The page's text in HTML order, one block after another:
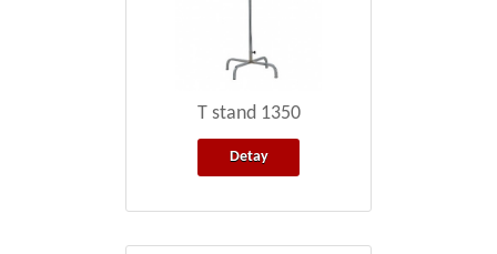
T stand 1350
Detay